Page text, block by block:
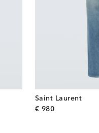
Saint Laurent
€ 980original price